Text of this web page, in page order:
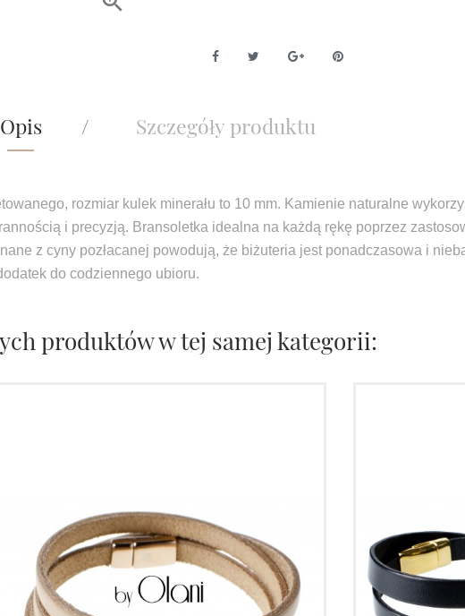
Opis Szczegóły produktu
rozmiar kulek minerału to 10 mm. Kamienie naturalne
i precyzją. Bransoletka idealna na każdą rękę poprzez
z cyny pozłacanej powodują, że biżuteria jest ponadczasowa i
do codziennego ubioru.
produktów w tej samej kategorii: